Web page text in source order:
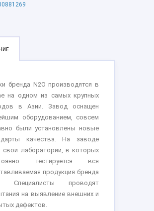
бренда N2O производятся в
на одном из самых крупных
в Азии. Завод оснащен
оборудованием, совсем
были установлены новые
качества. На заводе
свои лаборатории, в которых
тестируется вся
продукция бренда
Специалисты проводят
на выявление внешних и
дефектов.